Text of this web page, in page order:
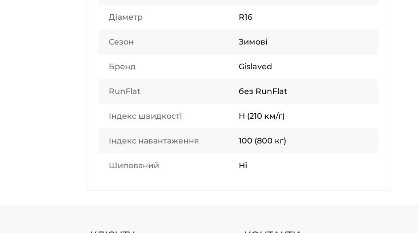
Діаметр R16
Сезон Зимові
Бренд Gislaved
RunFlat без RunFlat
Індекс швидкості H (210 км/г)
Індекс навантаження 100 (800 кг)
Шипований Ні